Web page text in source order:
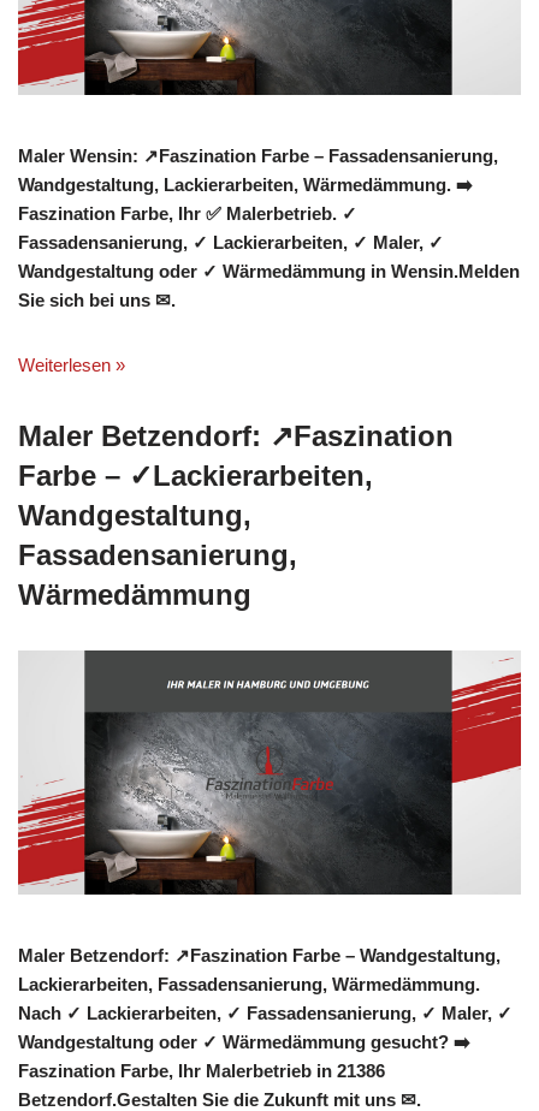
Maler Wensin: ↗️Faszination Farbe – Fassadensanierung,
Wandgestaltung, Lackierarbeiten, Wärmedämmung. ➡️
Faszination Farbe, Ihr ✅ Malerbetrieb. ✓
Fassadensanierung, ✓ Lackierarbeiten, ✓ Maler, ✓
Wandgestaltung oder ✓ Wärmedämmung in Wensin.Melden
Sie sich bei uns ✉.
Weiterlesen »
Maler Betzendorf: ↗️Faszination
Farbe – ✓Lackierarbeiten,
Wandgestaltung,
Fassadensanierung,
Wärmedämmung
Maler Betzendorf: ↗️Faszination Farbe – Wandgestaltung,
Lackierarbeiten, Fassadensanierung, Wärmedämmung.
Nach ✓ Lackierarbeiten, ✓ Fassadensanierung, ✓ Maler, ✓
Wandgestaltung oder ✓ Wärmedämmung gesucht? ➡️
Faszination Farbe, Ihr Malerbetrieb in 21386
Betzendorf.Gestalten Sie die Zukunft mit uns ✉.